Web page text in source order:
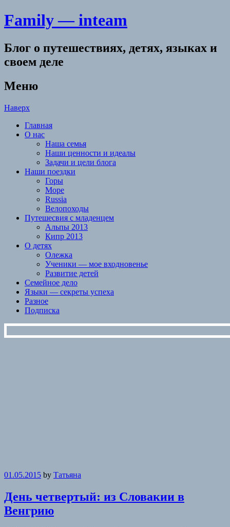
Family — inteam
Блог о путешествиях, детях, языках и
своем деле
Меню
Наверх
Главная
О нас
Наша семья
Наши ценности и идеалы
Задачи и цели блога
Наши поездки
Горы
Море
Russia
Велопоходы
Путешесвия с младенцем
Альпы 2013
Кипр 2013
О детях
Олежка
Ученики — мое входновенье
Развитие детей
Семейное дело
Языки — секреты успеха
Разное
Подписка
01.05.2015 by Татьяна
День четвертый: из Словакии в
Венгрию